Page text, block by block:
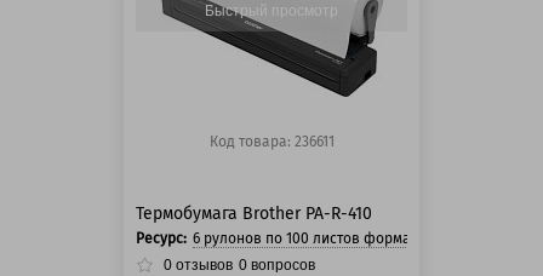
Быстрый просмотр
Код товара: 236611
Термобумага Brother PA-R-410
Ресурс: 6 рулонов по 100 листов формата А4
0 отзывов 0 вопросов